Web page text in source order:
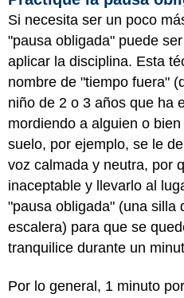
Si necesita ser un poco
"pausa obligada" puede
aplicar la disciplina. Esta
nombre de "tiempo fuera"
niño de 2 o 3 años que ha
mordiendo a alguien o
suelo, por ejemplo, se le
voz calmada y neutra, por
inaceptable y llevarlo al
"pausa obligada" (una silla
escalera) para que se
tranquilice durante un
Por lo general, 1 minuto